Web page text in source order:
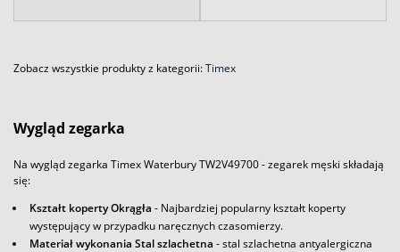
Zobacz wszystkie produkty z kategorii:Timex
Wygląd zegarka
Na wygląd zegarka Timex Waterbury TW2V49700 - zegarek męski składają
się:
Kształt koperty Okrągła - Najbardziej popularny kształt koperty
występujący w przypadku naręcznych czasomierzy.
Materiał wykonania Stal szlachetna - stal szlachetna antyalergiczna